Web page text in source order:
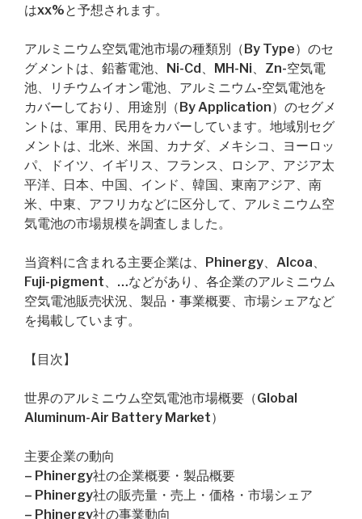
はxx%と予想されます。
アルミニウム空気電池市場の種類別（By Type）のセ
グメントは、鉛蓄電池、Ni-Cd、MH-Ni、Zn-空気電
池、リチウムイオン電池、アルミニウム-空気電池を
カバーしており、用途別（By Application）のセグメ
ントは、軍用、民用をカバーしています。地域別セグ
メントは、北米、米国、カナダ、メキシコ、ヨーロッ
パ、ドイツ、イギリス、フランス、ロシア、アジア太
平洋、日本、中国、インド、韓国、東南アジア、南
米、中東、アフリカなどに区分して、アルミニウム空
気電池の市場規模を調査しました。
当資料に含まれる主要企業は、Phinergy、Alcoa、
Fuji-pigment、…などがあり、各企業のアルミニウム
空気電池販売状況、製品・事業概要、市場シェアなど
を掲載しています。
【目次】
世界のアルミニウム空気電池市場概要（Global
Aluminum-Air Battery Market）
主要企業の動向
– Phinergy社の企業概要・製品概要
– Phinergy社の販売量・売上・価格・市場シェア
– Phinergy社の事業動向